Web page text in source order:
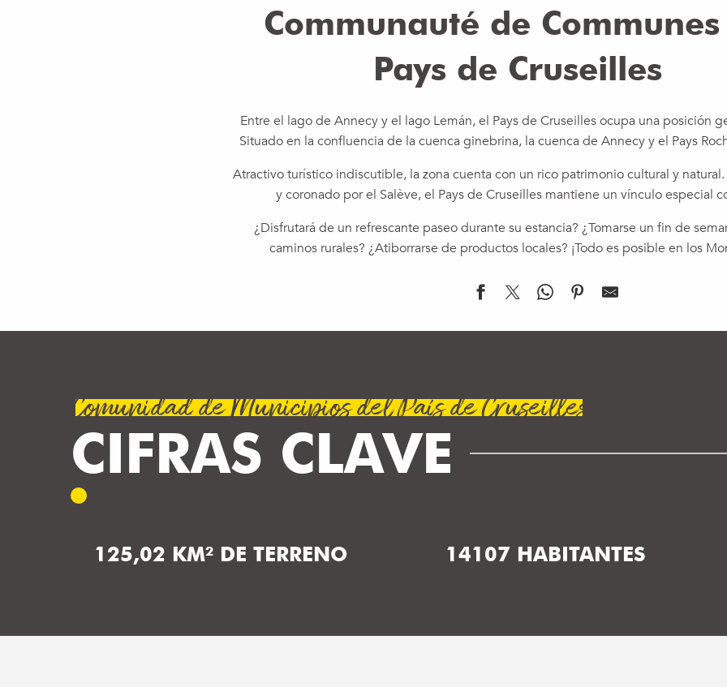
Communauté de
Pays de Cruseilles
Entre el lago de Annecy y el lago Lemán, el Pays de Cruseilles ocupa una posición
Situado en la confluencia de la cuenca ginebrina, la cuenca de Annecy y el Pays
Atractivo turístico indiscutible, la zona cuenta con un rico patrimonio cultural y
y coronado por el Salève, el Pays de Cruseilles mantiene un vínculo especial
¿Disfrutará de un refrescante paseo durante su estancia? ¿Tomarse un fin de
caminos rurales? ¿Atiborrarse de productos locales? ¡Todo es posible en los
Comunidad de Municipios del País de Cruseilles
CIFRAS CLAVE
125,02 KM² DE TERRENO 14107 HABITANTES